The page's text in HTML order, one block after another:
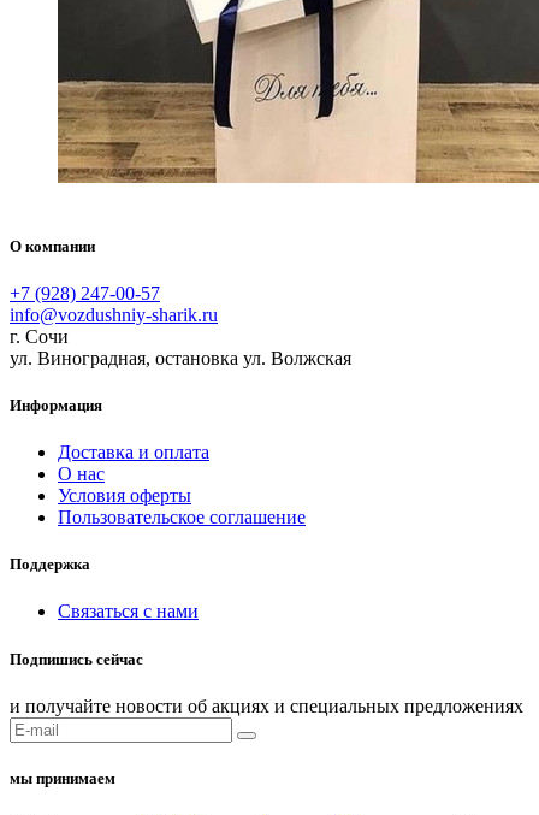
О компании
+7 (928) 247-00-57
info@vozdushniy-sharik.ru
г. Сочи
ул. Виноградная, остановка ул. Волжская
Информация
Доставка и оплата
О нас
Условия оферты
Пользовательское соглашение
Поддержка
Связаться с нами
Подпишись сейчас
и получайте новости об акциях и специальных предложениях
мы принимаем